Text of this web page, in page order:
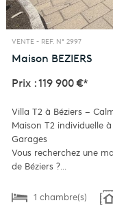
VENTE - REF. N° 2997
Maison BEZIERS
Prix : 119 900 €*
Villa T2 à Béziers –
Maison T2 individuelle
Garages
Vous recherchez une
de Béziers ?...
1 chambre(s)